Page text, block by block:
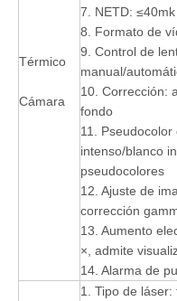
Térmico
Cámara
7. NETD:
8. Formato de
9. Control de
manual/
10. Corrección:
fondo
11.
intenso/blanco
pseudocolores
12. Ajuste de
corrección
13. Aumento
×, admite
14. Alarma de
1. Tipo de